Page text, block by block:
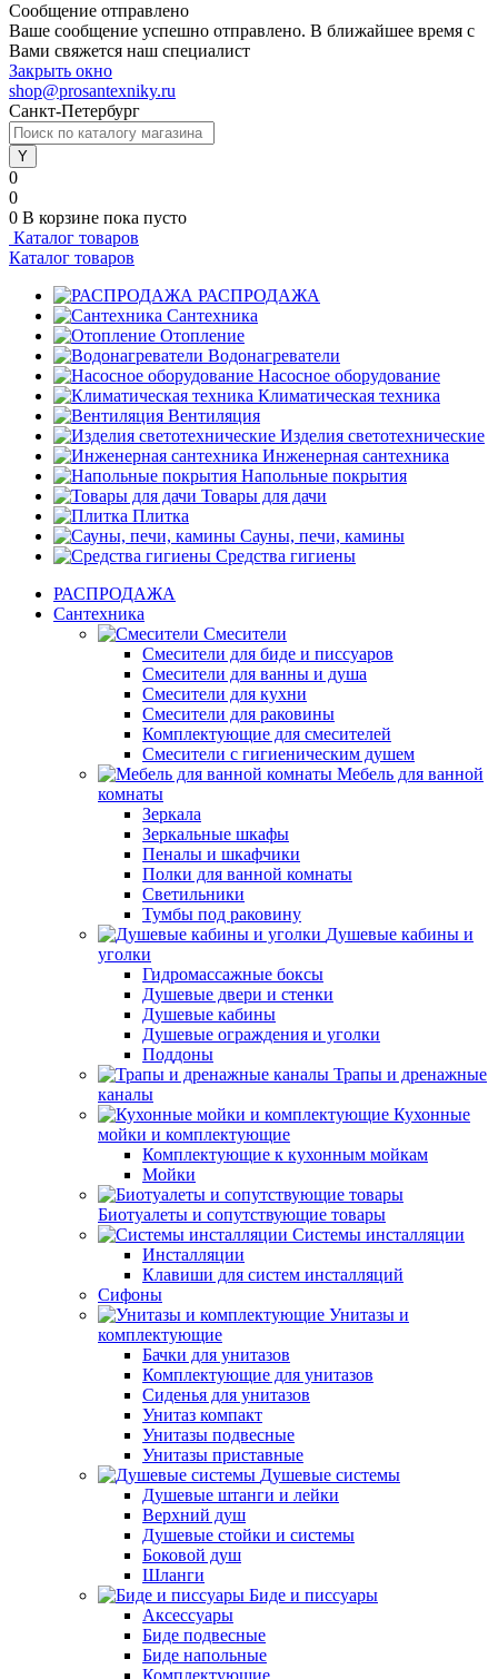
Сообщение отправлено
Ваше сообщение успешно отправлено. В ближайшее время с
Вами свяжется наш специалист
Закрыть окно
shop@prosantexniky.ru
Санкт-Петербург
0
0
0 В корзине пока пусто
Каталог товаров
Каталог товаров
РАСПРОДАЖА
Сантехника
Отопление
Водонагреватели
Насосное оборудование
Климатическая техника
Вентиляция
Изделия светотехнические
Инженерная сантехника
Напольные покрытия
Товары для дачи
Плитка
Сауны, печи, камины
Средства гигиены
РАСПРОДАЖА
Сантехника
Смесители
Смесители для биде и писсуаров
Смесители для ванны и душа
Смесители для кухни
Смесители для раковины
Комплектующие для смесителей
Смесители с гигиеническим душем
Мебель для ванной
комнаты
Зеркала
Зеркальные шкафы
Пеналы и шкафчики
Полки для ванной комнаты
Светильники
Тумбы под раковину
Душевые кабины и
уголки
Гидромассажные боксы
Душевые двери и стенки
Душевые кабины
Душевые ограждения и уголки
Поддоны
Трапы и дренажные
каналы
Кухонные
мойки и комплектующие
Комплектующие к кухонным мойкам
Мойки
Биотуалеты и сопутствующие товары
Системы инсталляции
Инсталляции
Клавиши для систем инсталляций
Сифоны
Унитазы и
комплектующие
Бачки для унитазов
Комплектующие для унитазов
Сиденья для унитазов
Унитаз компакт
Унитазы подвесные
Унитазы приставные
Душевые системы
Душевые штанги и лейки
Верхний душ
Душевые стойки и системы
Боковой душ
Шланги
Биде и писсуары
Аксессуары
Биде подвесные
Биде напольные
Комплектующие